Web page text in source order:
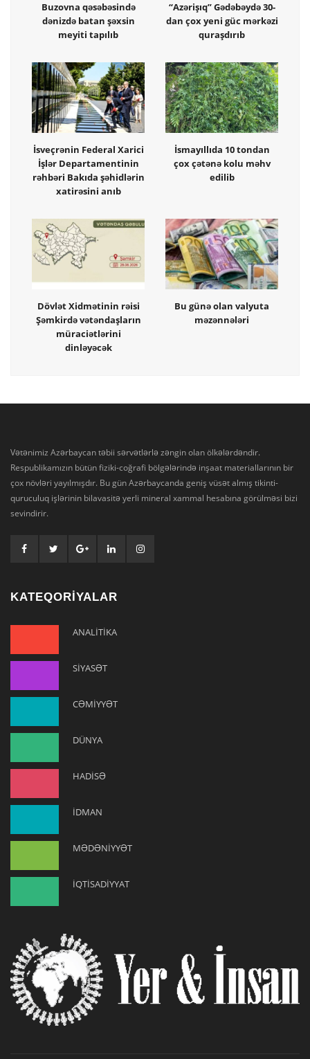
Buzovna qəsəbəsində
dənizdə batan şəxsin
meyiti tapılıb
“Azərişıq” Gədəbəydə 30-
dan çox yeni güc mərkəzi
quraşdırıb
İsveçrənin Federal Xarici
İşlər Departamentinin
rəhbəri Bakıda şəhidlərin
xatirəsini anıb
İsmayıllıda 10 tondan
çox çətənə kolu məhv
edilib
Dövlət Xidmətinin rəisi
Şəmkirdə vətəndaşların
müraciətlərini
dinləyəcək
Bu günə olan valyuta
məzənnələri
Vətənimiz Azərbaycan təbii sərvətlərlə zəngin olan ölkələrdəndir.
Respublikamızın bütün fiziki-coğrafi bölgələrində inşaat materiallarının bir
çox növləri yayılmışdır. Bu gün Azərbaycanda geniş vüsət almış tikinti-
quruculuq işlərinin bilavasitə yerli mineral xammal hesabına görülməsi bizi
sevindirir.
KATEQORİYALAR
ANALİTİKA
SİYASƏT
CƏMİYYƏT
DÜNYA
HADİSƏ
İDMAN
MƏDƏNİYYƏT
İQTİSADİYYAT